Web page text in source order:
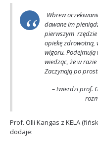
Wbrew
dawane im
pierwszym rzędzie
opiekę zdrowotną,
wigoru. Podejmują
wiedząc, że w
Zaczynają po
– twierdzi prof.
Prof. Olli Kangas z KELA
dodaje: